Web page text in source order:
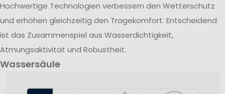
Hochwertige Technologien verbessern den Wetterschutz
und erhöhen gleichzeitig den Tragekomfort. Entscheidend
ist das Zusammenspiel aus Wasserdichtigkeit,
Atmungsaktivität und Robustheit.
Wassersäule